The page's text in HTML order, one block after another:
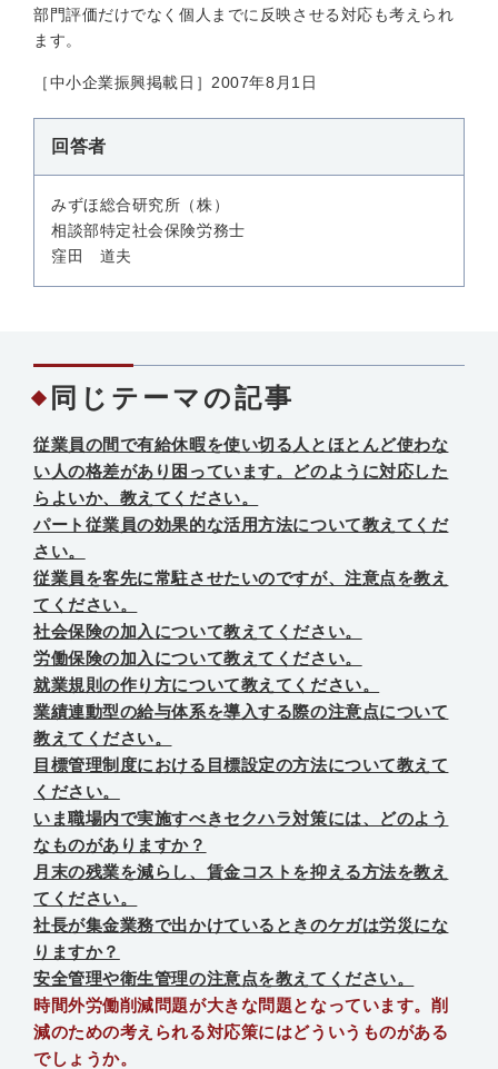
部門評価だけでなく個人までに反映させる対応も考えられ
ます。
［中小企業振興掲載日］2007年8月1日
回答者
みずほ総合研究所（株）
相談部特定社会保険労務士
窪田 道夫
同じテーマの記事
従業員の間で有給休暇を使い切る人とほとんど使わな
い人の格差があり困っています。どのように対応した
らよいか、教えてください。
パート従業員の効果的な活用方法について教えてくだ
さい。
従業員を客先に常駐させたいのですが、注意点を教え
てください。
社会保険の加入について教えてください。
労働保険の加入について教えてください。
就業規則の作り方について教えてください。
業績連動型の給与体系を導入する際の注意点について
教えてください。
目標管理制度における目標設定の方法について教えて
ください。
いま職場内で実施すべきセクハラ対策には、どのよう
なものがありますか？
月末の残業を減らし、賃金コストを抑える方法を教え
てください。
社長が集金業務で出かけているときのケガは労災にな
りますか？
安全管理や衛生管理の注意点を教えてください。
時間外労働削減問題が大きな問題となっています。削
減のための考えられる対応策にはどういうものがある
でしょうか。